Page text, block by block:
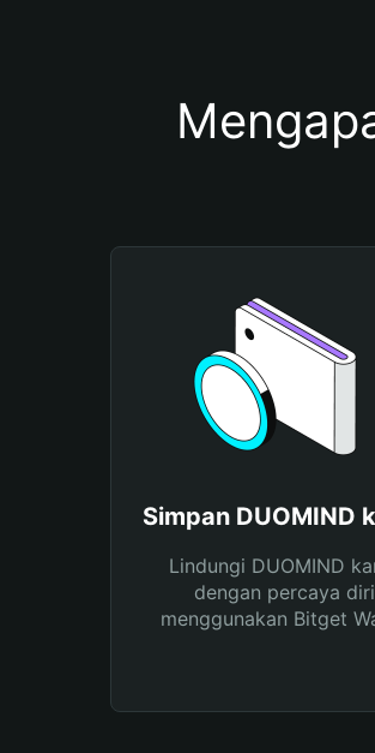
Simpan DUOMIND
Lindungi DUOMIND
dengan percaya diri
menggunakan Bitget